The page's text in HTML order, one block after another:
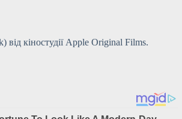
кіностудії Apple Original Films.